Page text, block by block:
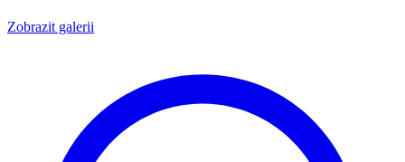
Zobrazit galerii